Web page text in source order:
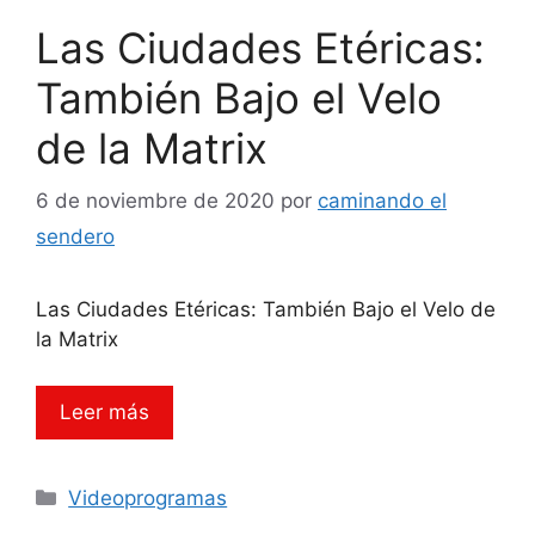
Las Ciudades Etéricas:
También Bajo el Velo
de la Matrix
6 de noviembre de 2020 por caminando el
sendero
Las Ciudades Etéricas: También Bajo el Velo de
la Matrix
Leer más
Categorías
Videoprogramas